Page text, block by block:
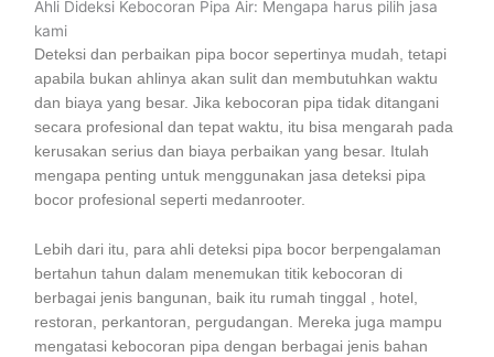
Ahli Dideksi Kebocoran Pipa Air: Mengapa harus pilih jasa
kami
Deteksi dan perbaikan pipa bocor sepertinya mudah, tetapi
apabila bukan ahlinya akan sulit dan membutuhkan waktu
dan biaya yang besar. Jika kebocoran pipa tidak ditangani
secara profesional dan tepat waktu, itu bisa mengarah pada
kerusakan serius dan biaya perbaikan yang besar. Itulah
mengapa penting untuk menggunakan jasa deteksi pipa
bocor profesional seperti medanrooter.
Lebih dari itu, para ahli deteksi pipa bocor berpengalaman
bertahun tahun dalam menemukan titik kebocoran di
berbagai jenis bangunan, baik itu rumah tinggal , hotel,
restoran, perkantoran, pergudangan. Mereka juga mampu
mengatasi kebocoran pipa dengan berbagai jenis bahan